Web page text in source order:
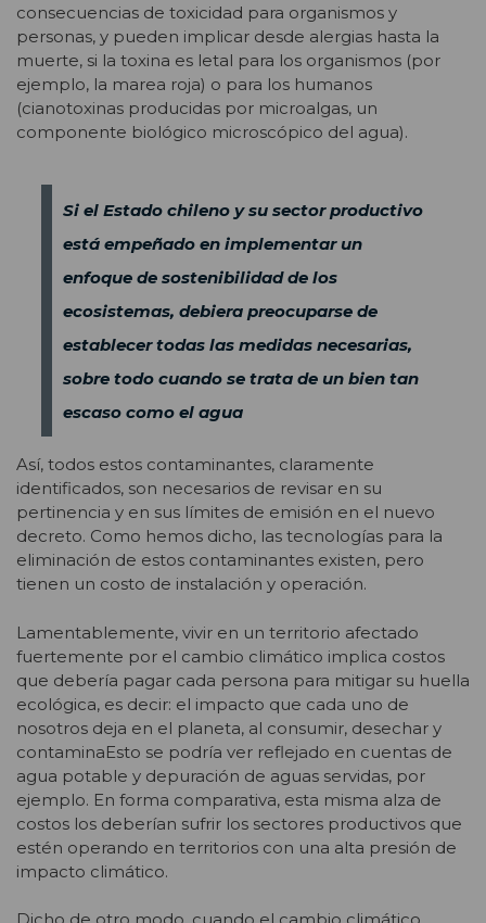
consecuencias de toxicidad para organismos y
personas, y pueden implicar desde alergias hasta la
muerte, si la toxina es letal para los organismos (por
ejemplo, la marea roja) o para los humanos
(cianotoxinas producidas por microalgas, un
componente biológico microscópico del agua).
Si el Estado chileno y su sector productivo
está empeñado en implementar un
enfoque de sostenibilidad de los
ecosistemas, debiera preocuparse de
establecer todas las medidas necesarias,
sobre todo cuando se trata de un bien tan
escaso como el agua
Así, todos estos contaminantes, claramente
identificados, son necesarios de revisar en su
pertinencia y en sus límites de emisión en el nuevo
decreto. Como hemos dicho, las tecnologías para la
eliminación de estos contaminantes existen, pero
tienen un costo de instalación y operación.
Lamentablemente, vivir en un territorio afectado
fuertemente por el cambio climático implica costos
que debería pagar cada persona para mitigar su huella
ecológica, es decir: el impacto que cada uno de
nosotros deja en el planeta, al consumir, desechar y
contaminaEsto se podría ver reflejado en cuentas de
agua potable y depuración de aguas servidas, por
ejemplo. En forma comparativa, esta misma alza de
costos los deberían sufrir los sectores productivos que
estén operando en territorios con una alta presión de
impacto climático.